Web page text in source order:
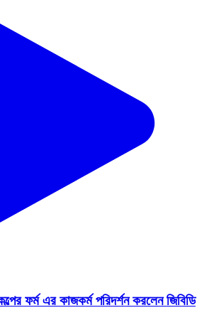
ফর্ম এর কাজকর্ম পরিদর্শন করলেন জিবিডি